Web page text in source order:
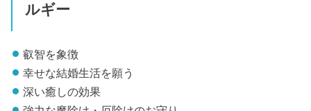
ルギー
叡智を象徴
幸せな結婚生活を願う
深い癒しの効果